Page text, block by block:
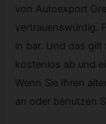
von Autoexport
vertrauenswürdig.
in bar. Und das gilt
kostenlos ab und
Wenn Sie Ihren
an oder benutzen